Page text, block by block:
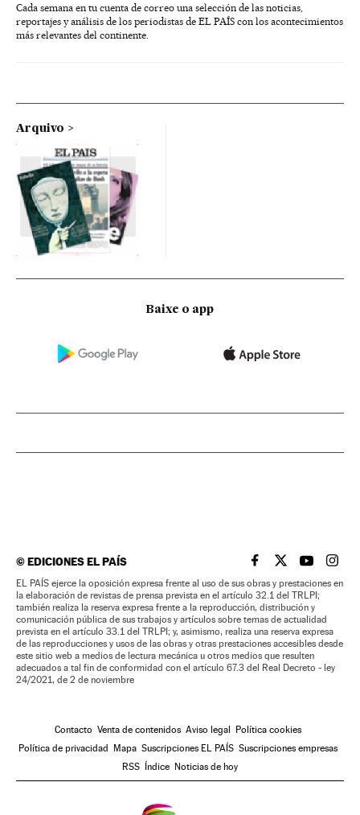
Cada semana en tu cuenta de correo una selección de las noticias,
reportajes y análisis de los periodistas de EL PAÍS con los acontecimientos
más relevantes del continente.
Arquivo
Baixe o app
©EDICIONES EL PAÍS EL PAÍS BRASIL EN
EL PAÍSEL PAÍS
EL
EL PAÍS ejerce la oposición expresa frente al uso de sus obras y prestaciones en
la elaboración de revistas de prensa prevista en el artículo 32.1 del TRLPI;
también realiza la reserva expresa frente a la reproducción, distribución y
comunicación pública de sus trabajos y artículos sobre temas de actualidad
prevista en el artículo 33.1 del TRLPI; y, asimismo, realiza una reserva expresa
de las reproducciones y usos de las obras y otras prestaciones accesibles desde
este sitio web a medios de lectura mecánica u otros medios que resulten
adecuados a tal fin de conformidad con el artículo 67.3 del Real Decreto - ley
24/2021, de 2 de noviembre
Contacto Venta de contenidos Aviso legal
Política cookies
Política de privacidad
Mapa Suscripciones EL PAÍS Suscripciones empresas
RSS
Índice Noticias de hoy